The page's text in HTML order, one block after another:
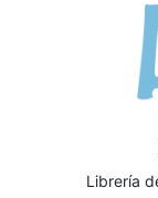
Librería